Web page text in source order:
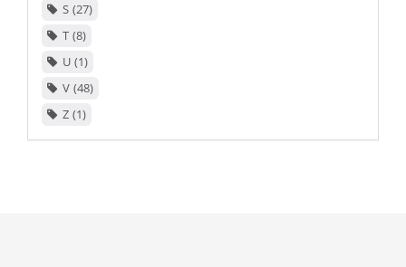
S 27
T 8
U 1
V 48
Z 1